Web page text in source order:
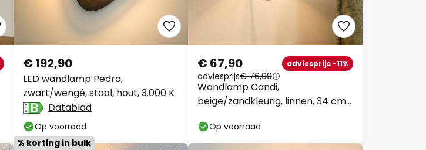
LED wandlamp Pedra,
zwart/wengé, staal, hout, 3.000 K
€ 192,90
Datablad
Op voorraad
Wandlamp Candi,
beige/zandkleurig, linnen, 34 cm
€ 67,90 adviesprijs -11%
adviesprijs€ 76,90
Op voorraad
% korting in bulk